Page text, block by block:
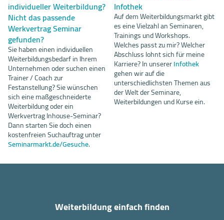
individueller Weiterbildung?
Nicht das passende
Werkvertrag Seminar
gefunden?
Sie haben einen individuellen
Weiterbildungsbedarf in Ihrem
Unternehmen oder suchen einen
Trainer / Coach zur
Festanstellung? Sie wünschen
sich eine maßgeschneiderte
Weiterbildung oder ein
Werkvertrag Inhouse-Seminar?
Dann starten Sie doch einen
kostenfreien Suchauftrag unter
Seminarmarkt.de/Gesuche.
Infothek
Auf dem Weiterbildungsmarkt gibt
es eine Vielzahl an Seminaren,
Trainings und Workshops.
Welches passt zu mir? Welcher
Abschluss lohnt sich für meine
Karriere? In unsererInfothek
gehen wir auf die
unterschiedlichsten Themen aus
der Welt der Seminare,
Weiterbildungen und Kurse ein.
Weiterbildung einfach finden